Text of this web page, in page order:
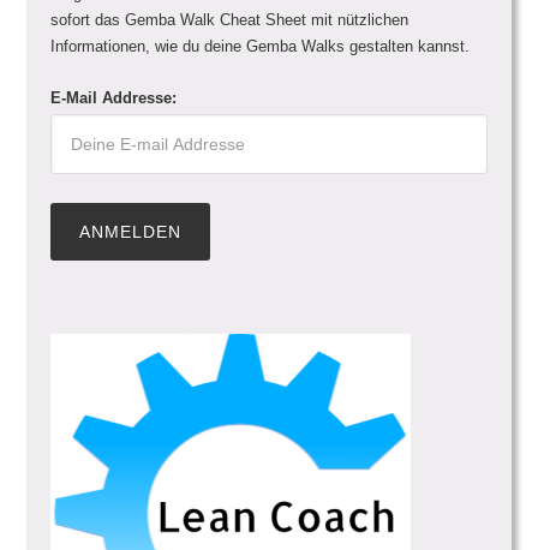
sofort das Gemba Walk Cheat Sheet mit nützlichen
Informationen, wie du deine Gemba Walks gestalten kannst.
E-Mail Addresse: